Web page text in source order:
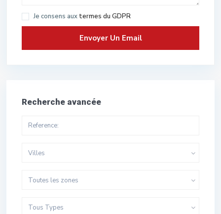
Je consens aux termes du GDPR
Recherche avancée
Villes
Toutes les zones
Tous Types